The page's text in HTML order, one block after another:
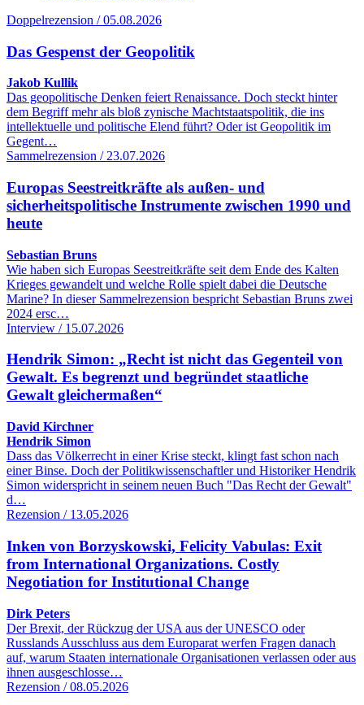
Doppelrezension / 05.08.2026
Das Gespenst der Geopolitik
Jakob Kullik
Das geopolitische Denken feiert Renaissance. Doch steckt hinter
dem Begriff mehr als bloß zynische Machtstaatspolitik, die ins
intellektuelle und politische Elend führt? Oder ist Geopolitik im
Gegent…
Sammelrezension / 23.07.2026
Europas Seestreitkräfte als außen- und
sicherheitspolitische Instrumente zwischen 1990 und
heute
Sebastian Bruns
Wie haben sich Europas Seestreitkräfte seit dem Ende des Kalten
Krieges gewandelt und welche Rolle spielt dabei die Deutsche
Marine? In dieser Sammelrezension bespricht Sebastian Bruns zwei
2024 ersc…
Interview / 15.07.2026
Hendrik Simon: „Recht ist nicht das Gegenteil von
Gewalt. Es begrenzt und begründet staatliche
Gewalt gleichermaßen“
David Kirchner
Hendrik Simon
Dass das Völkerrecht in einer Krise steckt, klingt fast schon nach
einer Binse. Doch der Politikwissenschaftler und Historiker Hendrik
Simon widerspricht in seinem neuen Buch "Das Recht der Gewalt"
d…
Rezension / 13.05.2026
Inken von Borzyskowski, Felicity Vabulas: Exit
from International Organizations. Costly
Negotiation for Institutional Change
Dirk Peters
Der Brexit, der Rückzug der USA aus der UNESCO oder
Russlands Ausschluss aus dem Europarat werfen Fragen danach
auf, warum Staaten internationale Organisationen verlassen oder aus
ihnen ausgeschlosse…
Rezension / 08.05.2026